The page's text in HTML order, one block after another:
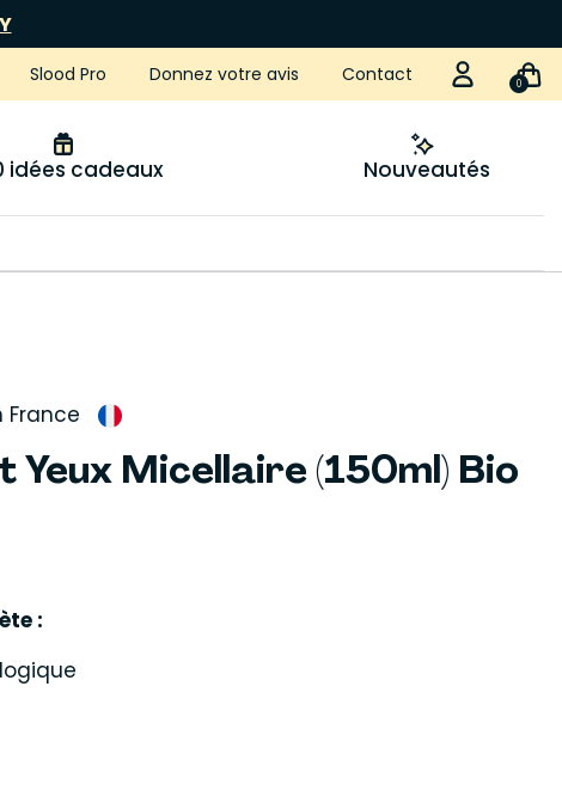
Slood Pro Donnez votre avis Contact 0
idées cadeaux Nouveautés
France
Yeux Micellaire (150ml) Bio
: